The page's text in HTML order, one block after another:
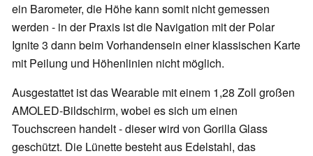
ein Barometer, die Höhe kann somit nicht gemessen
werden - in der Praxis ist die Navigation mit der Polar
Ignite 3 dann beim Vorhandensein einer klassischen Karte
mit Peilung und Höhenlinien nicht möglich.
Ausgestattet ist das Wearable mit einem 1,28 Zoll großen
AMOLED-Bildschirm, wobei es sich um einen
Touchscreen handelt - dieser wird von Gorilla Glass
geschützt. Die Lünette besteht aus Edelstahl, das